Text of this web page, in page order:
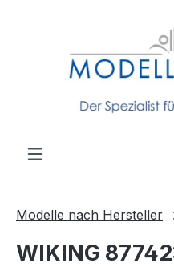
Modelle nach Hersteller
WIKING